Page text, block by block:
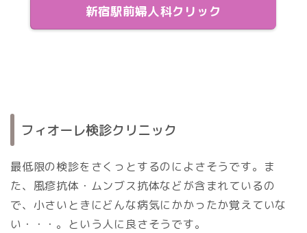
新宿駅前婦人科クリック
フィオーレ検診クリニック
最低限の検診をさくっとするのによさそうです。ま
た、風疹抗体・ムンブス抗体などが含まれているの
で、小さいときにどんな病気にかかったか覚えていな
い・・・。という人に良さそうです。